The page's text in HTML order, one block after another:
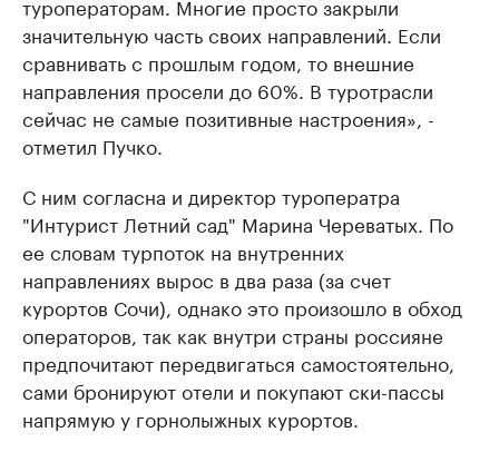
туроператорам. Многие просто закрыли
значительную часть своих направлений. Если
сравнивать с прошлым годом, то внешние
направления просели до 60%. В туротрасли
сейчас не самые позитивные настроения», -
отметил Пучко.
С ним согласна и директор туроператра
"Интурист Летний сад" Марина Череватых. По
ее словам турпоток на внутренних
направлениях вырос в два раза (за счет
курортов Сочи), однако это произошло в обход
операторов, так как внутри страны россияне
предпочитают передвигаться самостоятельно,
сами бронируют отели и покупают ски-пассы
напрямую у горнолыжных курортов.